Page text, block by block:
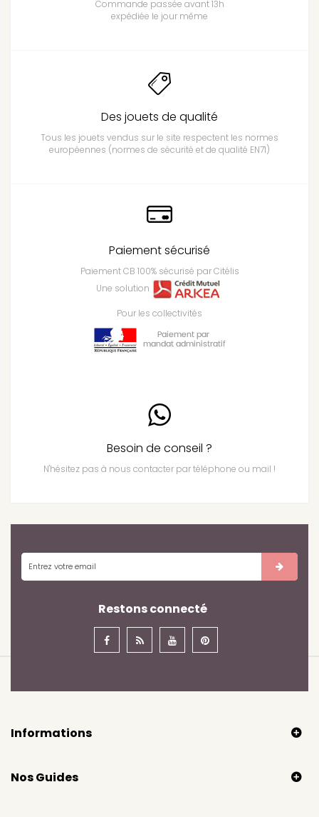
Commande passée avant 13h
expédiée le jour même
Des jouets de qualité
Tous les jouets vendus sur le site respectent les normes
européennes (normes de sécurité et de qualité EN71)
Paiement sécurisé
Paiement CB 100% sécurisé par Citélis
Une solution
Pour les collectivités
Besoin de conseil ?
N'hésitez pas à nous contacter par téléphone ou mail !
Restons connecté
Informations
Nos Guides